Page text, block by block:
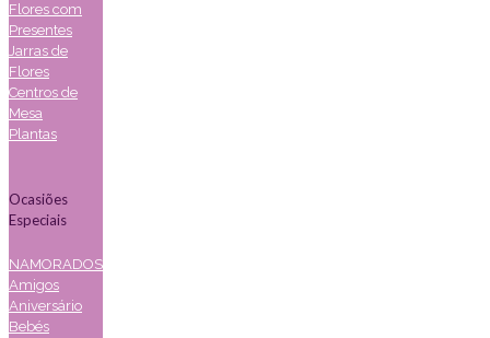
Flores com
Presentes
Jarras de
Flores
Centros de
Mesa
Plantas
Ocasiões
Especiais
NAMORADOS
Amigos
Aniversário
Bebés